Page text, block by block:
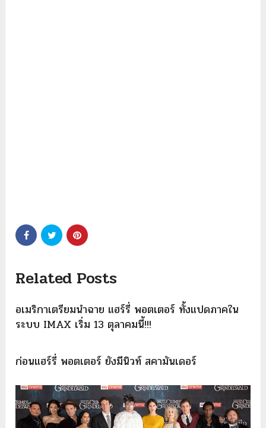
Related Posts
อเมริกาเตรียมนำฉาย แฮร์รี่ พอตเตอร์ ทั้งแปดภาคใน
ระบบ IMAX เริ่ม 13 ตุลาคมนี้!!!
ก่อนแฮร์รี่ พอตเตอร์ ยังมีนิวท์ สคามันเดอร์